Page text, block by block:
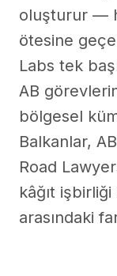
oluşturur —
ötesine
Labs tek
AB
bölgesel
Balkanlar,
Road
kâğıt
arasındaki